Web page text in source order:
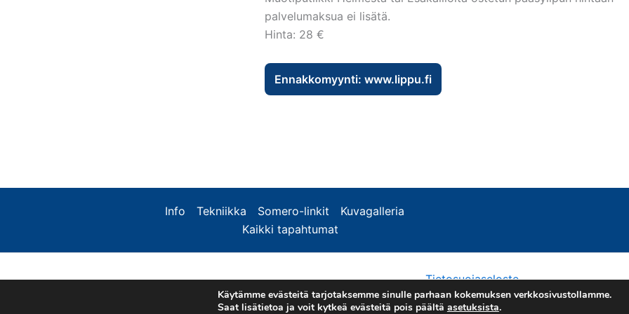
palvelumaksua ei lisätä.
Hinta: 28 €
Ennakkomyynti: www.lippu.fi
Info Tekniikka Somero-linkit
Kuvagalleria
Kaikki tapahtumat
Tietosuojaseloste
Copyright © 2026 Esakallio
Käytämme evästeitä tarjotaksemme sinulle parhaan kokemuksen verkkosivustollamme.
Saat lisätietoa ja voit kytkeä evästeitä pois päältä asetuksista.